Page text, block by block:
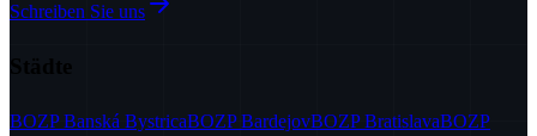
Schreiben Sie uns
BOZPBanská BystricaBOZPBardejovBOZPBratislavaBOZP